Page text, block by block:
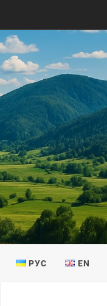
РУС EN